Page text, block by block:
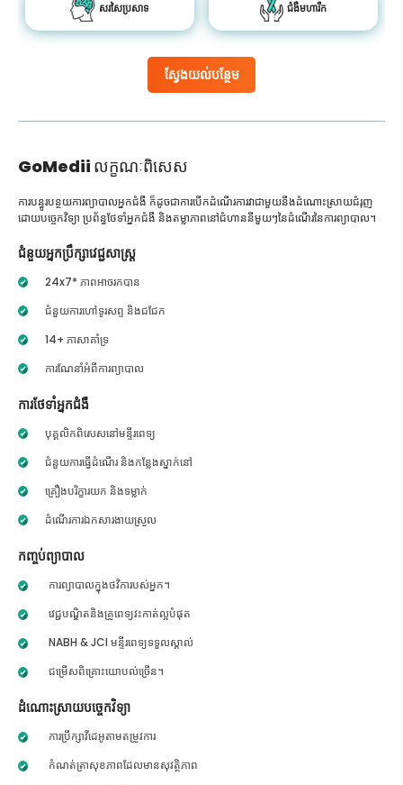
ស្វែងយល់បន្ថែម
សរសៃប្រសាទ ជំងឺមហារីក
GoMedii លក្ខណៈពិសេស
ការបន្ធូរបន្ថយការព្យាបាលអ្នកជំងឺ ក៏ដូចជាការបើកដំណើរការវាជាមួយនឹងដំណោះស្រាយជំរុញ
ដោយបច្ចេកវិទ្យា ប្រព័ន្ធថែទាំអ្នកជំងឺ និងតម្លាភាពនៅជំហាននីមួយៗនៃដំណើរនៃការព្យាបាល។
ជំនួយអ្នកប្រឹក្សាវេជ្ជសាស្ត្រ
24x7* ភាពអាចរកបាន
ជំនួយការហៅទូរសព្ទ និងជជែក
14+ ភាសាគាំទ្រ
ការណែនាំអំពីការព្យាបាល
ការថែទាំអ្នកជំងឺ
បុគ្គលិកពិសេសនៅមន្ទីរពេទ្យ
ជំនួយការធ្វើដំណើរ និងកន្លែងស្នាក់នៅ
គ្រឿងបរិក្ខារយក និងទម្លាក់
ដំណើរការឯកសារងាយស្រួល
កញ្ចប់ព្យាបាល
ការព្យាបាលក្នុងថវិការបស់អ្នក។
វេជ្ជបណ្ឌិតនិងគ្រូពេទ្យវះកាត់ល្អបំផុត
NABH & JCI មន្ទីរពេទ្យទទួលស្គាល់
ជម្រើសពិគ្រោះយោបល់ច្រើន។
ដំណោះស្រាយបច្ចេកវិទ្យា
ការប្រឹក្សាវីដេអូតាមតម្រូវការ
កំណត់ត្រាសុខភាពដែលមានសុវត្ថិភាព